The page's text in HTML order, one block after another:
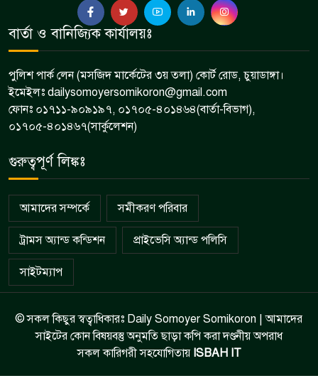
বার্তা ও বানিজ্যিক কার্যালয়ঃ
পুলিশ পার্ক লেন (মসজিদ মার্কেটের ৩য় তলা) কোর্ট রোড, চুয়াডাঙ্গা।
ইমেইলঃ dailysomoyersomikoron@gmail.com
ফোনঃ ০১৭১১-৯০৯১৯৭, ০১৭০৫-৪০১৪৬৪(বার্তা-বিভাগ),
০১৭০৫-৪০১৪৬৭(সার্কুলেশন)
গুরুত্বপূর্ণ লিঙ্কঃ
আমাদের সম্পর্কে সমীকরণ পরিবার
ট্রামস অ্যান্ড কন্ডিশন প্রাইভেসি অ্যান্ড পলিসি
সাইটম্যাপ
© সকল কিছুর স্বত্বাধিকারঃ Daily Somoyer Somikoron | আমাদের
সাইটের কোন বিষয়বস্তু অনুমতি ছাড়া কপি করা দণ্ডনীয় অপরাধ
সকল কারিগরী সহযোগিতায় ISBAH IT